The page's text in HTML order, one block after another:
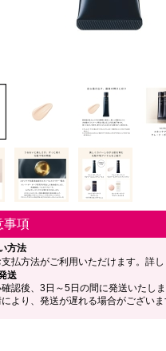
事項
方法
払方法がご利用いただけます。詳し
送
認後、3日～5日の間に発送いたし
より、発送が遅れる場合がございま